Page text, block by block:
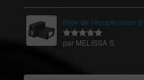
Bloc de récupération
Note 5sur
par MELISSA S.